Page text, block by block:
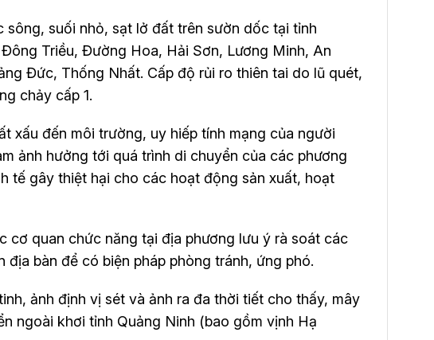
suối nhỏ, sạt lở đất trên sườn dốc tại tỉnh
Triều, Đường Hoa, Hải Sơn, Lương Minh, An
Đức, Thống Nhất. Cấp độ rủi ro thiên tai do lũ quét,
chảy cấp 1.
xấu đến môi trường, uy hiếp tính mạng của người
ảnh hưởng tới quá trình di chuyển của các phương
tế gây thiệt hại cho các hoạt động sản xuất, hoạt
cơ quan chức năng tại địa phương lưu ý rà soát các
bàn để có biện pháp phòng tránh, ứng phó.
ảnh định vị sét và ảnh ra đa thời tiết cho thấy, mây
ngoài khơi tỉnh Quảng Ninh (bao gồm vịnh Hạ